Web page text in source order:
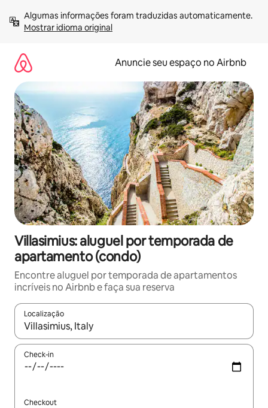
para
Mostrar idioma original
Anuncie seu espaço no Airbnb
Villasimius: aluguel por temporada de
apartamento (condo)
Encontre aluguel por temporada de apartamentos
incríveis no Airbnb e faça sua reserva
Localização
Quando os resultados estiverem disponíveis, explore-os
Check-in
Checkout